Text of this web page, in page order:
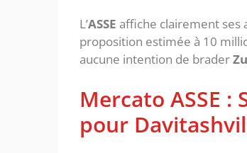
‎‎L’ASSE affiche clairement ses
proposition estimée à 10
aucune intention de brader
‎Mercato ASSE
pour